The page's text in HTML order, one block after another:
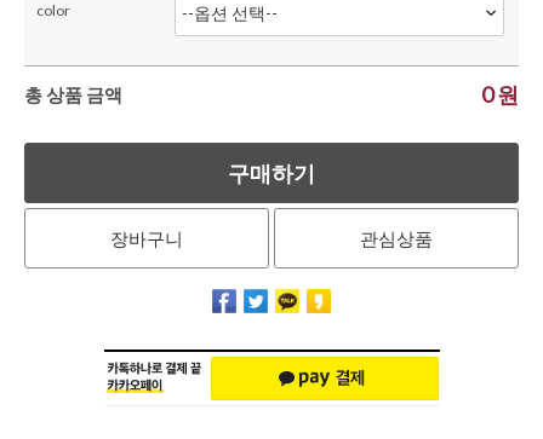
color
총 상품 금액 0원
구매하기
장바구니 관심상품